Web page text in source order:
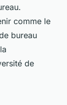
comme le
bureau
de